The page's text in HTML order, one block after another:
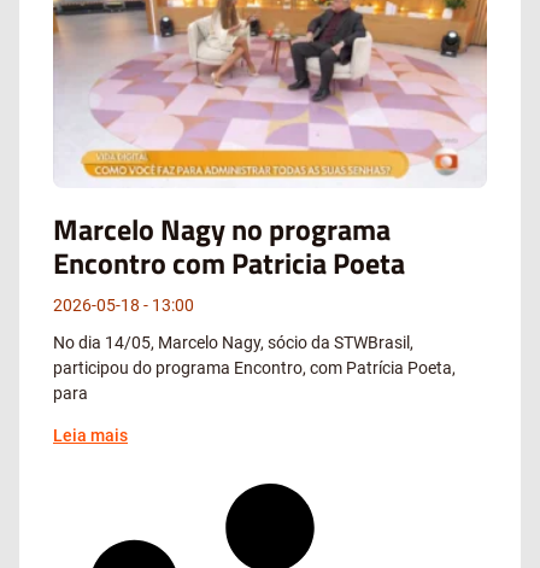
Marcelo Nagy no programa
Encontro com Patricia Poeta
2026-05-18
13:00
No dia 14/05, Marcelo Nagy, sócio da STWBrasil,
participou do programa Encontro, com Patrícia Poeta,
para
Leia mais